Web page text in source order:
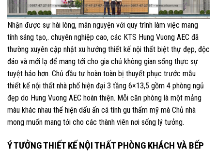
Nhận được sự hài lòng, mãn nguyện với quy trình làm việc mang
tính sáng tạo,. chuyên nghiệp cao, các KTS Hung Vuong AEC đã
thường xuyên cập nhật xu hướng thiết kế nội thất biệt thự đẹp, độc
đáo và mới lạ để mang tới cho gia chủ không gian sống thực sự
tuyệt hảo hơn. Chủ đầu tư hoàn toàn bị thuyết phục trước mẫu
thiết kế nội thất nhà phố hiện đại 3 tầng 6×13,5 gồm 4 phòng ngủ
đẹp do Hung Vuong AEC hoàn thiện. Mỗi căn phòng là một mảng
màu khác nhau thể hiện dấu ấn cá tính gu thẩm mỹ mà Chủ nhà
mong muốn mang tới cho các thành viên nơi sống lý tưởng.
Ý TƯỞNG THIẾT KẾ NỘI THẤT PHÒNG KHÁCH VÀ BẾP